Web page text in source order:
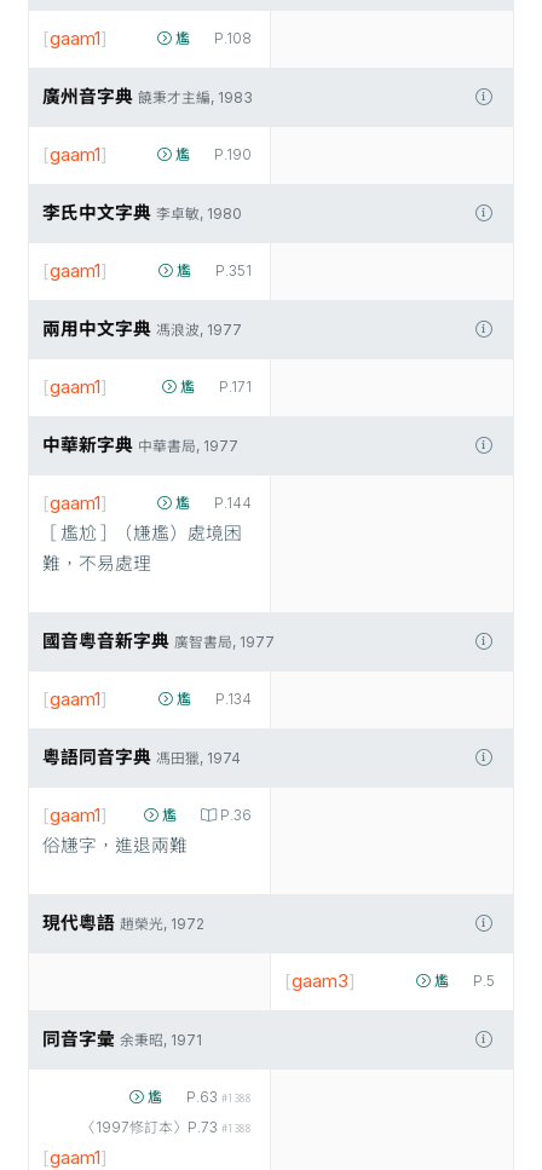
尷 P.108
[gaam1]
廣州音字典 饒秉才主編, 1983
尷 P.190
[gaam1]
李氏中文字典 李卓敏, 1980
尷 P.351
[gaam1]
兩用中文字典 馮浪波, 1977
尷 P.171
[gaam1]
中華新字典 中華書局, 1977
尷 P.144
[gaam1]
［尷尬］（尲尷）處境困
難，不易處理
國音粵音新字典 廣智書局, 1977
尷 P.134
[gaam1]
粵語同音字典 馮田獵, 1974
尷 P.36
[gaam1]
俗尲字，進退兩難
現代粵語 趙榮光, 1972
尷 P.5
[gaam3]
同音字彙 余秉昭, 1971
尷 P.63 #1388
〈1997修訂本〉P.73 #1388
[gaam1]